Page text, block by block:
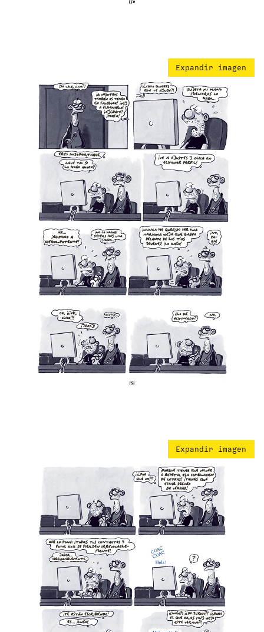
Expandir imagen
Expandir imagen